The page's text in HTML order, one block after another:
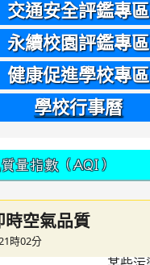
交通安全評鑑專區
永續校園評鑑專區
健康促進學校專區
學校行事曆
量指數（AQI）
時空氣品質
時02分